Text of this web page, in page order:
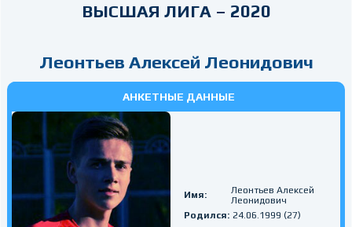
ВЫСШАЯ ЛИГА – 2020
Леонтьев Алексей Леонидович
АНКЕТНЫЕ ДАННЫЕ
Имя:
Леонтьев Алексей
Леонидович
Родился: 24.06.1999 (27)